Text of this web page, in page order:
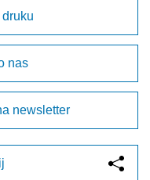
nas
newsletter